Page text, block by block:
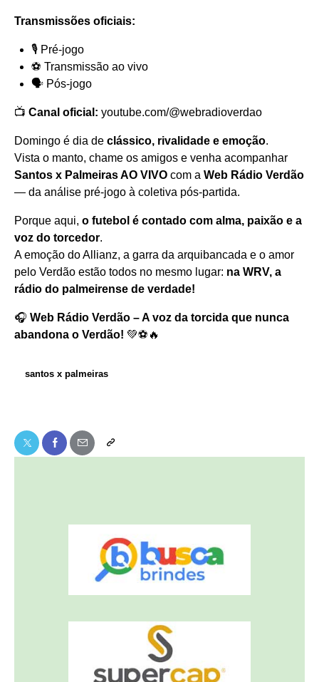
Transmissões oficiais:
🎙️ Pré-jogo
⚽ Transmissão ao vivo
🗣️ Pós-jogo
📺 Canal oficial: youtube.com/@webradioverdao
Domingo é dia de clássico, rivalidade e emoção.
Vista o manto, chame os amigos e venha acompanhar
Santos x Palmeiras AO VIVO com a Web Rádio Verdão
— da análise pré-jogo à coletiva pós-partida.
Porque aqui, o futebol é contado com alma, paixão e a
voz do torcedor.
A emoção do Allianz, a garra da arquibancada e o amor
pelo Verdão estão todos no mesmo lugar: na WRV, a
rádio do palmeirense de verdade!
🎧 Web Rádio Verdão – A voz da torcida que nunca
abandona o Verdão! 💚⚽🔥
santos x palmeiras